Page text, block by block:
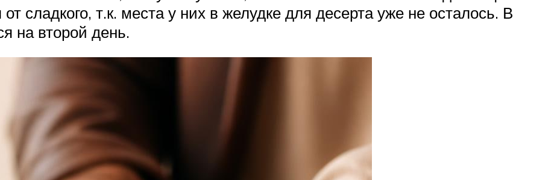
сладкого, т.к. места у них в желудке для десерта уже не осталось. В
на второй день.